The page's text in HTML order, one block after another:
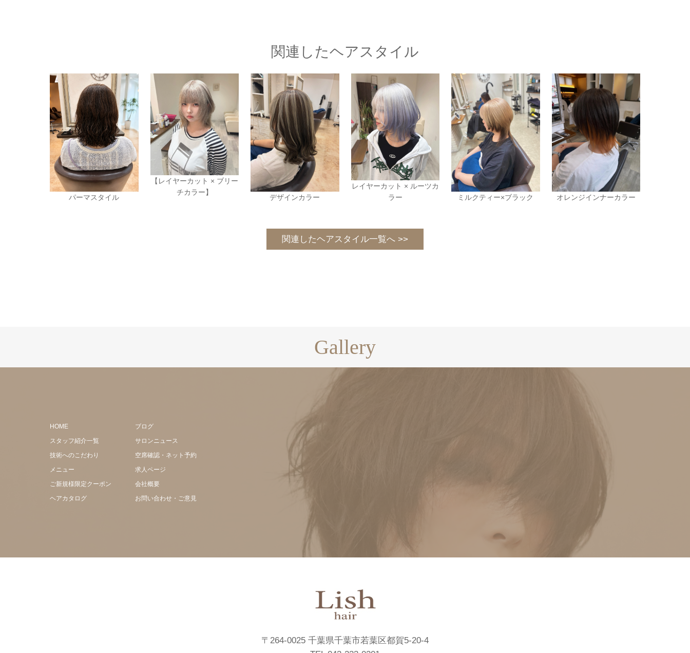
関連したヘアスタイル
パーマスタイル
【レイヤーカット × ブリー
チカラー】
デザインカラー
レイヤーカット × ルーツカ
ラー
ミルクティー×ブラック オレンジインナーカラー
関連したヘアスタイル一覧へ >>
Gallery
HOME
スタッフ紹介一覧
技術へのこだわり
メニュー
ご新規様限定クーポン
ヘアカタログ
ブログ
サロンニュース
空席確認・ネット予約
求人ページ
会社概要
お問い合わせ・ご意見
〒264-0025 千葉県千葉市若葉区都賀5-20-4